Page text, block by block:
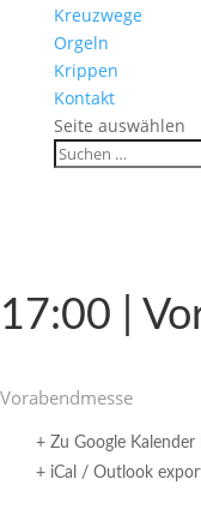
Kreuz­wege
Orgeln
Krippen
Kontakt
Seite auswählen
17:00 |
Vorabend­messe
+ Zu Google Kalender
+ iCal / Outlook